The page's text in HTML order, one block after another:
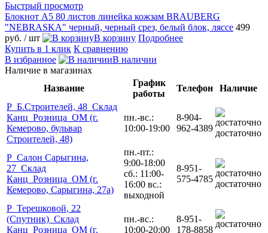
Быстрый просмотр
Блокнот А5 80 листов линейка кожзам BRAUBERG
"NEBRASKA" черный, черный срез, белый блок, ляссе 499
руб. / шт В корзину Подробнее
Купить в 1 клик К сравнению
В избранное
В наличии
Наличие в магазинах
Название
График
работы
Телефон
Наличие
Р_Б.Строителей, 48_Склад
Канц_Розница_ОМ (г.
Кемерово, бульвар
Строителей, 48)
пн.-вс.:
10:00-19:00
8-904-
962-4389 достаточно
Р_Салон Сарыгина,
27_Склад
Канц_Розница_ОМ (г.
Кемерово, Сарыгина, 27а)
пн.-пт.:
9:00-18:00
сб.: 11:00-
16:00 вс.:
выходной
8-951-
575-4785 достаточно
Р_Терешковой, 22
(Спутник)_Склад
Канц_Розница_ОМ (г.
пн.-вс.:
10:00-20:00
8-951-
178-8858